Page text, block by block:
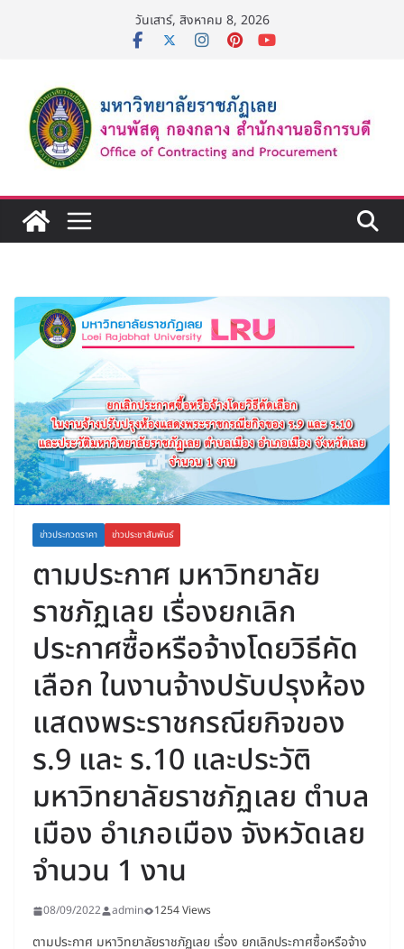
วันเสาร์, สิงหาคม 8, 2026
ข่าวประกวดราคา ข่าวประชาสัมพันธ์
ตามประกาศ มหาวิทยาลัย
ราชภัฏเลย เรื่องยกเลิก
ประกาศซื้อหรือจ้างโดยวิธีคัด
เลือก ในงานจ้างปรับปรุงห้อง
แสดงพระราชกรณียกิจของ
ร.9 และ ร.10 และประวัติ
มหาวิทยาลัยราชภัฏเลย ตำบล
เมือง อำเภอเมือง จังหวัดเลย
จำนวน 1 งาน
08/09/2022 admin 1254 Views
ตามประกาศ มหาวิทยาลัยราชภัฏเลย เรื่อง ยกเลิกประกาศซื้อหรือจ้าง